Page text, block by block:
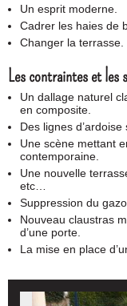
Un esprit moderne.
Cadrer les haies de
Changer la terrasse.
Les contraintes et les
Un dallage naturel
en composite.
Des lignes
Une scène mettant
contemporaine.
Une nouvelle
etc…
Suppression du
Nouveau claustras
d’une porte.
La mise en place